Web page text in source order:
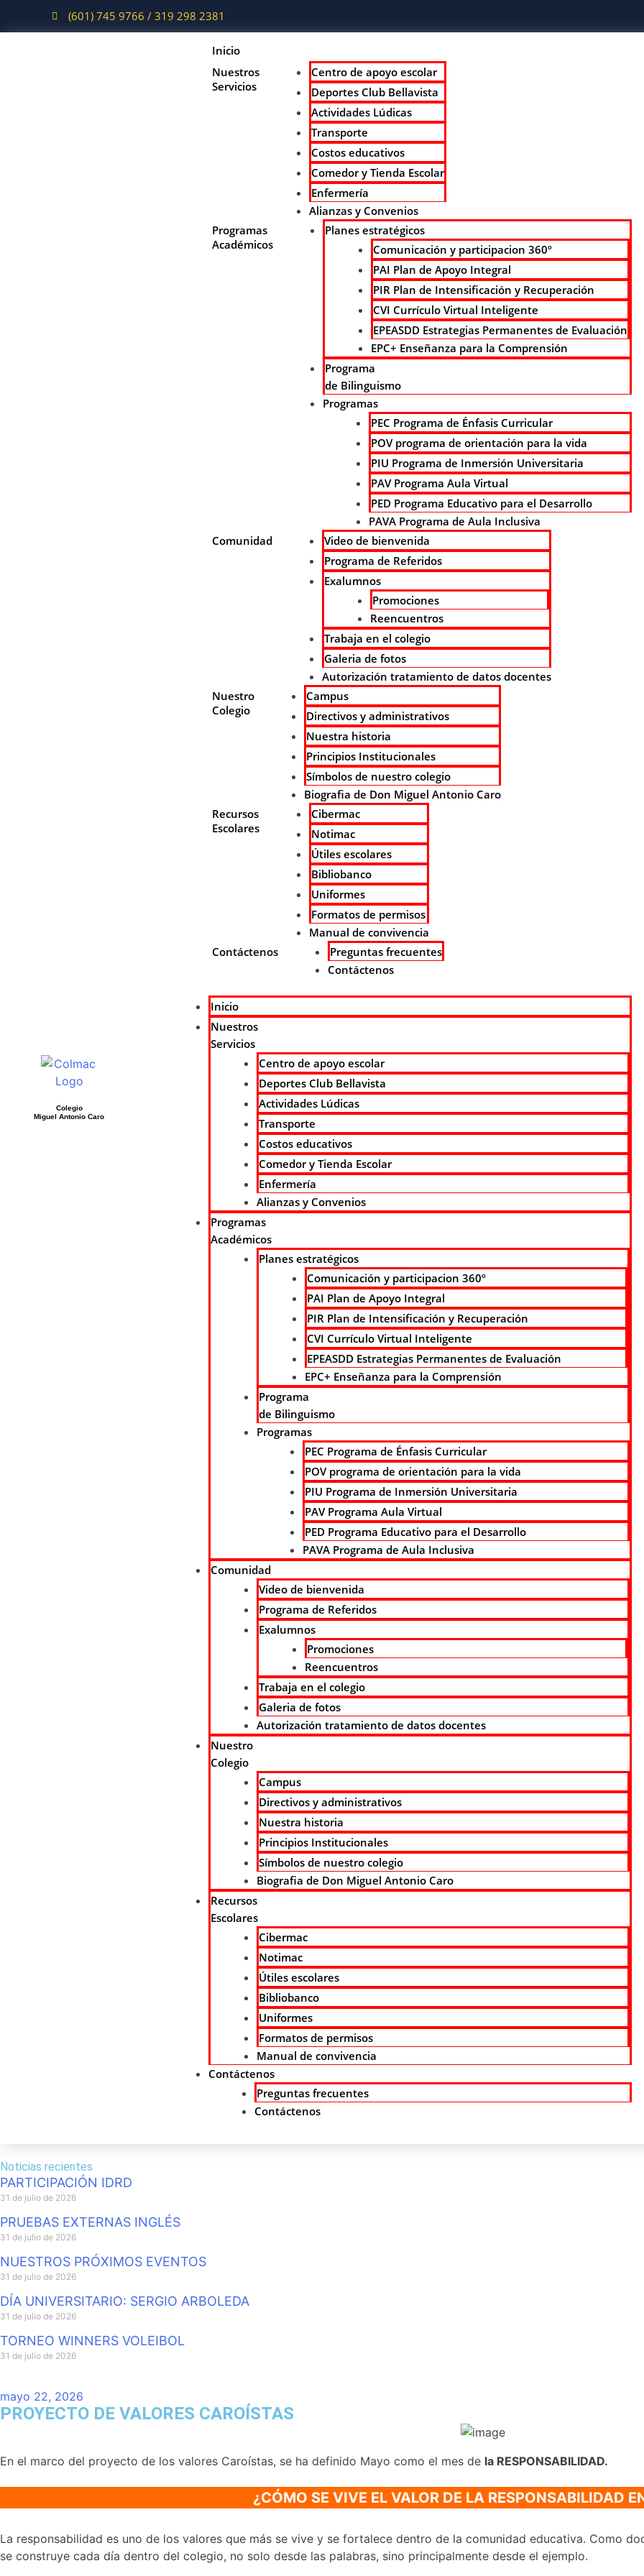
(601) 745 9766 / 319 298 2381
Colegio
Miguel Antonio Caro
Inicio
Nuestros
Servicios
Centro de apoyo escolar
Deportes Club Bellavista
Actividades Lúdicas
Transporte
Costos educativos
Comedor y Tienda Escolar
Enfermería
Alianzas y Convenios
Programas
Académicos
Planes estratégicos
Comunicación y participacion 360º
PAI Plan de Apoyo Integral
PIR Plan de Intensificación y Recuperación
CVI Currículo Virtual Inteligente
EPEASDD Estrategias Permanentes de Evaluación
EPC+ Enseñanza para la Comprensión
Programa
de Bilinguismo
Programas
PEC Programa de Énfasis Curricular
POV programa de orientación para la vida
PIU Programa de Inmersión Universitaria
PAV Programa Aula Virtual
PED Programa Educativo para el Desarrollo
PAVA Programa de Aula Inclusiva
Comunidad
Video de bienvenida
Programa de Referidos
Exalumnos
Promociones
Reencuentros
Trabaja en el colegio
Galeria de fotos
Autorización tratamiento de datos docentes
Nuestro
Colegio
Campus
Directivos y administrativos
Nuestra historia
Principios Institucionales
Símbolos de nuestro colegio
Biografia de Don Miguel Antonio Caro
Recursos
Escolares
Cibermac
Notimac
Útiles escolares
Bibliobanco
Uniformes
Formatos de permisos
Manual de convivencia
Contáctenos
Preguntas frecuentes
Contáctenos
Inicio
Nuestros
Servicios
Centro de apoyo escolar
Deportes Club Bellavista
Actividades Lúdicas
Transporte
Costos educativos
Comedor y Tienda Escolar
Enfermería
Alianzas y Convenios
Programas
Académicos
Planes estratégicos
Comunicación y participacion 360º
PAI Plan de Apoyo Integral
PIR Plan de Intensificación y Recuperación
CVI Currículo Virtual Inteligente
EPEASDD Estrategias Permanentes de Evaluación
EPC+ Enseñanza para la Comprensión
Programa
de Bilinguismo
Programas
PEC Programa de Énfasis Curricular
POV programa de orientación para la vida
PIU Programa de Inmersión Universitaria
PAV Programa Aula Virtual
PED Programa Educativo para el Desarrollo
PAVA Programa de Aula Inclusiva
Comunidad
Video de bienvenida
Programa de Referidos
Exalumnos
Promociones
Reencuentros
Trabaja en el colegio
Galeria de fotos
Autorización tratamiento de datos docentes
Nuestro
Colegio
Campus
Directivos y administrativos
Nuestra historia
Principios Institucionales
Símbolos de nuestro colegio
Biografia de Don Miguel Antonio Caro
Recursos
Escolares
Cibermac
Notimac
Útiles escolares
Bibliobanco
Uniformes
Formatos de permisos
Manual de convivencia
Contáctenos
Preguntas frecuentes
Contáctenos
Noticias recientes
PARTICIPACIÓN IDRD
31 de julio de 2026
PRUEBAS EXTERNAS INGLÉS
31 de julio de 2026
NUESTROS PRÓXIMOS EVENTOS
31 de julio de 2026
DÍA UNIVERSITARIO: SERGIO ARBOLEDA
31 de julio de 2026
TORNEO WINNERS VOLEIBOL
31 de julio de 2026
mayo 22, 2026
PROYECTO DE VALORES CAROÍSTAS
En el marco del proyecto de los valores Caroístas, se ha definido Mayo como el mes de la RESPONSABILIDAD.
¿CÓMO SE VIVE EL VALOR DE LA RESPONSABILIDAD
La responsabilidad es uno de los valores que más se vive y se fortalece dentro de la comunidad educativa. Como
se construye cada día dentro del colegio, no solo desde las palabras, sino principalmente desde el ejemplo.